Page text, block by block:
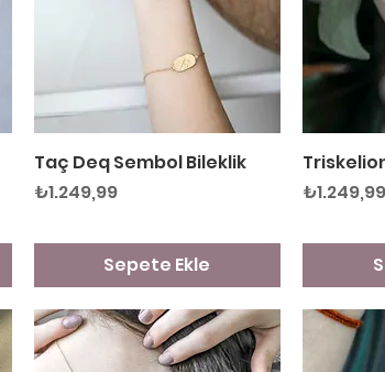
Hızlı Bakış
Taç Deq Sembol Bileklik
Fiyat
₺1.249,99
Sepete Ekle
Fiyat
₺1.249,99